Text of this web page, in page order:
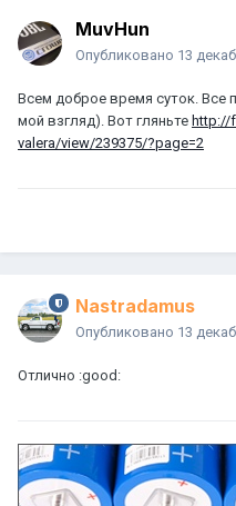
MuvHun
Опубликовано 13
Всем доброе время суток. Все
мой взгляд). Вот гляньте http://
valera/view/239375/?page=2
Nastradamus
Опубликовано 13
Отлично :good: